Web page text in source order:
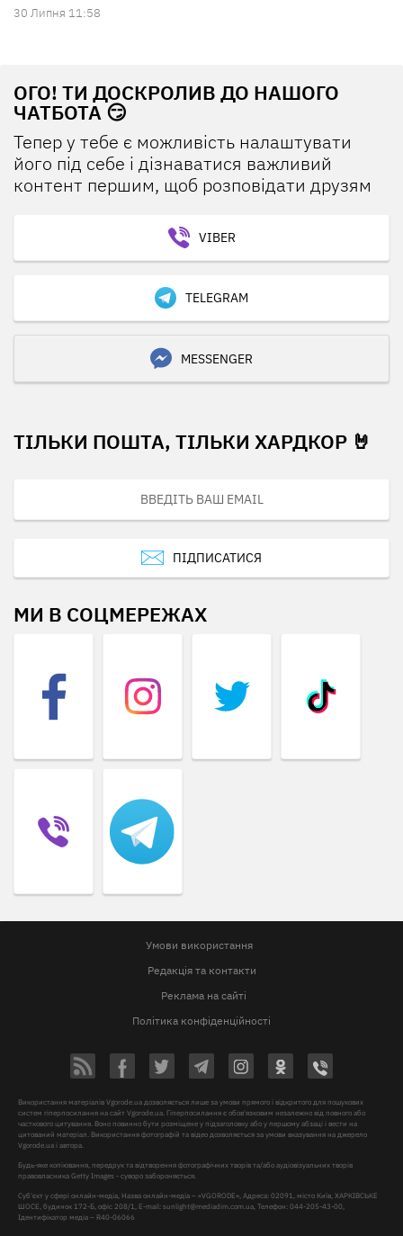
30 Липня 11:58
ОГО! ТИ ДОСКРОЛИВ ДО НАШОГО
ЧАТБОТА 😏
Тепер у тебе є можливість налаштувати
його під себе і дізнаватися важливий
контент першим, щоб розповідати друзям
VIBER
TELEGRAM
MESSENGER
ТІЛЬКИ ПОШТА, ТІЛЬКИ ХАРДКОР 🤘
ПІДПИСАТИСЯ
МИ В СОЦМЕРЕЖАХ
Умови використання
Редакція та контакти
Реклама на сайті
Політика конфіденційності
Використання матеріалів Vgorode.ua дозволяється лише за умови прямого і відкритого для пошукових
систем гіперпосилання на сайт Vgorode.ua. Гіперпосилання є обов'язковим незалежно від повного або
часткового цитування. Воно повинно бути розміщене у підзаголовку або у першому абзаці і вести на
цитований матеріал. Використання фотографій та відео дозволяється за умови вказування на джерело
Vgorode.ua і автора.
Будь-яке копіювання, передрук та відтворення фотографічних творів та/або аудіовізуальних творів
правовласника Getty Images - суворо забороняється.
Суб'єкт у сфері онлайн-медіа, Назва онлайн-медіа – «VGORODE», Адреса: 02091, місто Київ, ХАРКІВСЬКЕ
ШОСЕ, будинок 172-Б, офіс 208/1, E-mail:sunlight@mediadim.com.ua, Телефон: 044-205-43-00,
Ідентифікатор медіа – R40-06066